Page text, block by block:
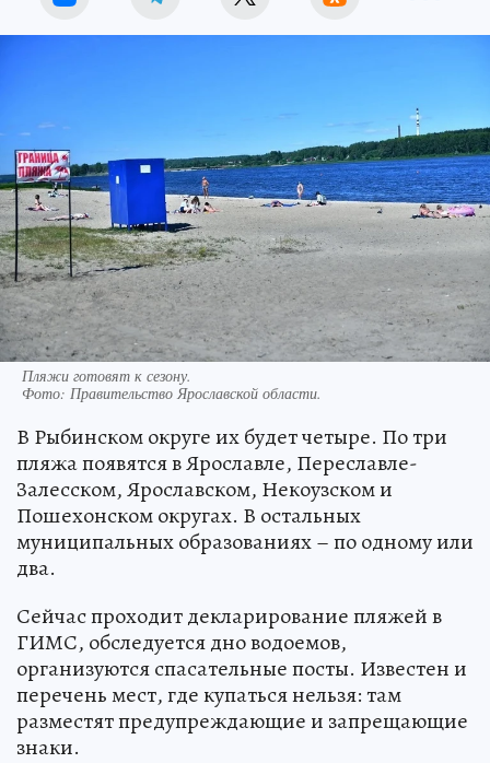
Пляжи готовят к сезону.
Фото: Правительство Ярославской области.
В Рыбинском округе их будет четыре. По три
пляжа появятся в Ярославле, Переславле-
Залесском, Ярославском, Некоузском и
Пошехонском округах. В остальных
муниципальных образованиях – по одному или
два.
Сейчас проходит декларирование пляжей в
ГИМС, обследуется дно водоемов,
организуются спасательные посты. Известен и
перечень мест, где купаться нельзя: там
разместят предупреждающие и запрещающие
знаки.